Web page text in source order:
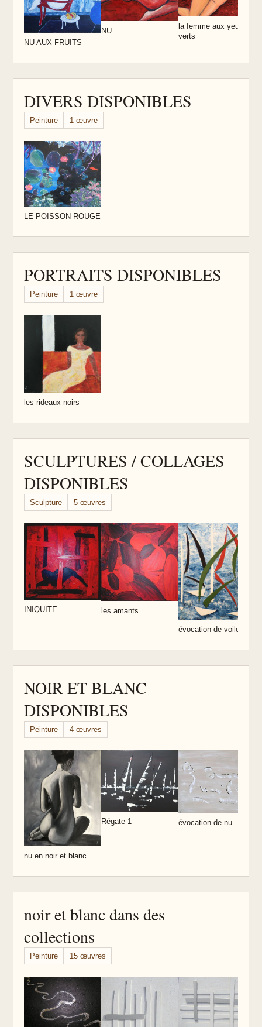
NU AUX FRUITS
NU
la femme aux yeux
verts
DIVERS DISPONIBLES
Peinture 1 œuvre
LE POISSON ROUGE
PORTRAITS DISPONIBLES
Peinture 1 œuvre
les rideaux noirs
SCULPTURES / COLLAGES
DISPONIBLES
Sculpture 5 œuvres
INIQUITE les amants
évocation de voiles
NOIR ET BLANC
DISPONIBLES
Peinture 4 œuvres
nu en noir et blanc
Régate 1 évocation de nu
noir et blanc dans des
collections
Peinture 15 œuvres